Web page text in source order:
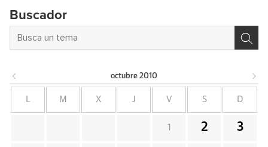
Buscador
octubre 2010
L M X J V S D
1 2 3